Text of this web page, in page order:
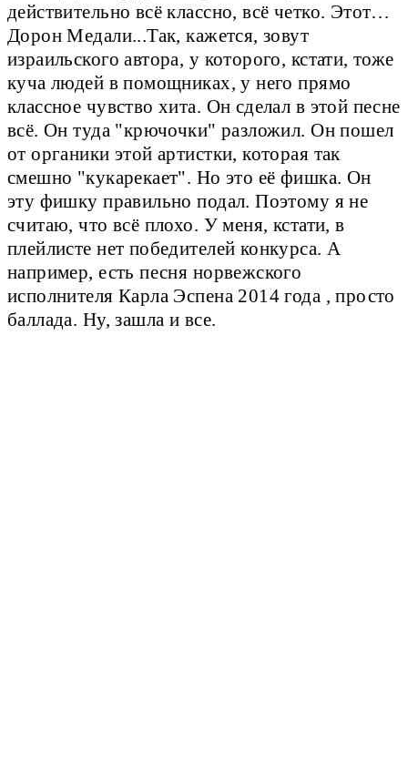
действительно всё классно, всё четко. Этот…
Дорон Медали...Так, кажется, зовут
израильского автора, у которого, кстати, тоже
куча людей в помощниках, у него прямо
классное чувство хита. Он сделал в этой песне
всё. Он туда "крючочки" разложил. Он пошел
от органики этой артистки, которая так
смешно "кукарекает". Но это её фишка. Он
эту фишку правильно подал. Поэтому я не
считаю, что всё плохо. У меня, кстати, в
плейлисте нет победителей конкурса. А
например, есть песня норвежского
исполнителя Карла Эспена 2014 года , просто
баллада. Ну, зашла и все.